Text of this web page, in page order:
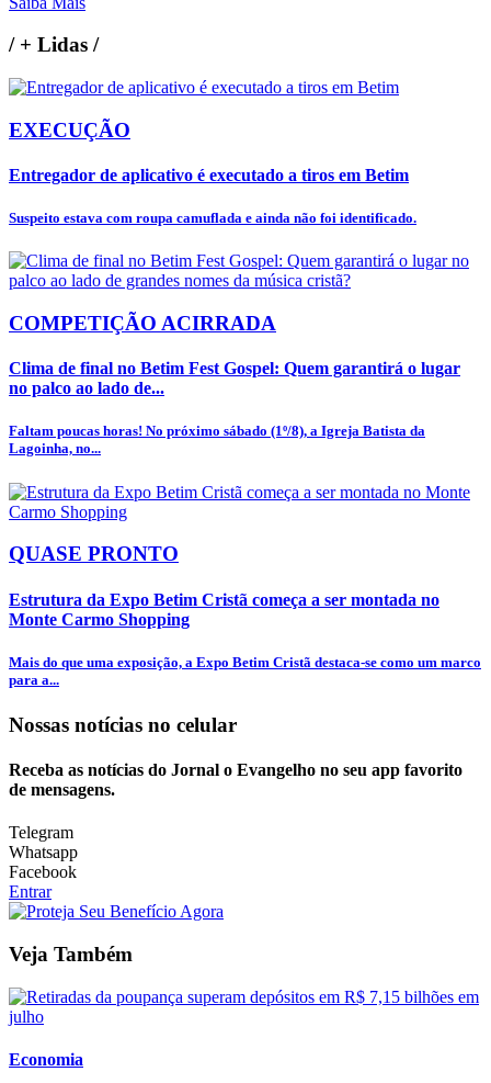
/+ Lidas /
EXECUÇÃO
Entregador de aplicativo é executado a tiros em Betim
Suspeito estava com roupa camuflada e ainda não foi identificado.
COMPETIÇÃO ACIRRADA
Clima de final no Betim Fest Gospel: Quem garantirá o lugar
no palco ao lado de...
Faltam poucas horas! No próximo sábado (1º/8), a Igreja Batista da
Lagoinha, no...
QUASE PRONTO
Estrutura da Expo Betim Cristã começa a ser montada no
Monte Carmo Shopping
Mais do que uma exposição, a Expo Betim Cristã destaca-se como um marco
para a...
Nossas notícias no celular
Receba as notícias do Jornal o Evangelho no seu app favorito
de mensagens.
Telegram
Whatsapp
Facebook
Entrar
Veja Também
Economia